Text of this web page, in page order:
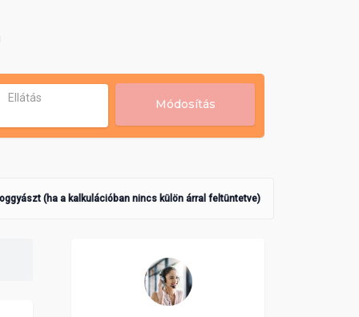
Ellátás Módosítás
(ha a kalkulációban nincs külön árral feltüntetve)